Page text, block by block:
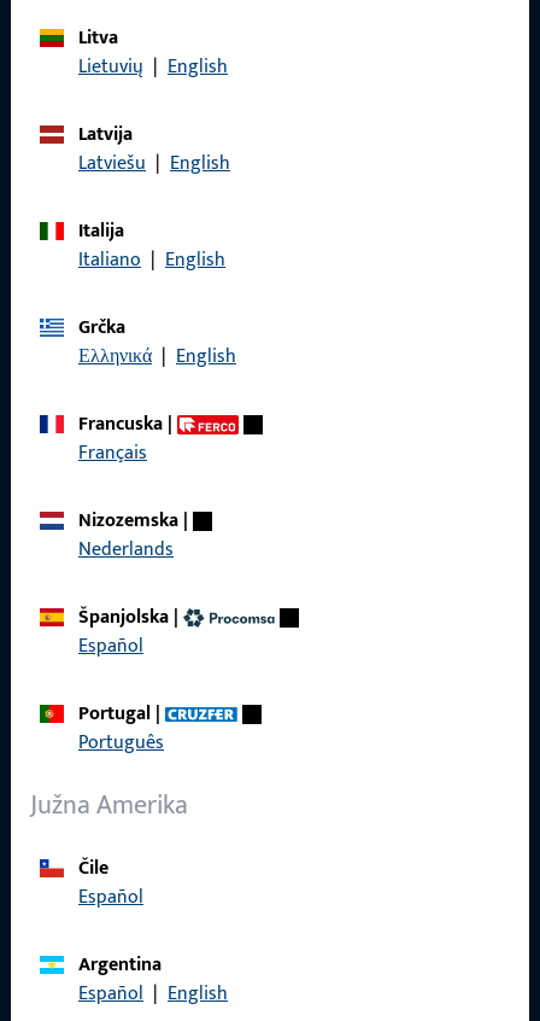
Litva
Lietuvių | English
Latvija
Latviešu | English
Italija
Italiano | English
Grčka
Ελληνικά | English
Francuska|
Français
Nizozemska|
Nederlands
Španjolska|
Español
Portugal|
Português
Južna Amerika
Čile
Español
Argentina
Español | English
Zaštita podataka
Brzi pristup
Proizvodi
Katalog proizvoda